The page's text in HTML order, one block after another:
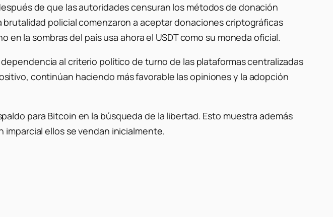
de que las autoridades censuran los métodos de donación
policial comenzaron a aceptar donaciones criptográficas
la sombras del país usa ahora el USDT como su moneda oficial.
al criterio político de turno de las plataformas centralizadas
continúan haciendo más favorable las opiniones y la adopción
para Bitcoin en la búsqueda de la libertad. Esto muestra además
ellos se vendan inicialmente.